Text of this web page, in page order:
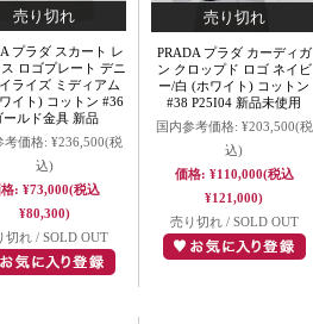
プラダ スカート レ
ロゴプレート デニ
ライズ ミディアム
イト) コットン #36
ールド金具 新品
考価格: ¥236,500(税
込)
: ¥73,000(税込
¥80,300)
切れ / SOLD OUT
PRADA プラダ カーディガ
ン クロップド ロゴ ネイビ
ー/白 (ホワイト) コットン
#38 P25I04 新品未使用
国内参考価格: ¥203,500(税
込)
価格: ¥110,000(税込
¥121,000)
売り切れ / SOLD OUT